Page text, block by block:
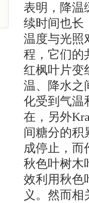
表明，降温
续时间也长
温度与光照
程，它们的
红枫叶片变
温、降水之
化受到气温
在，另外
间糖分的积
成停止，而
秋色叶树木
效利用秋色
义。然而